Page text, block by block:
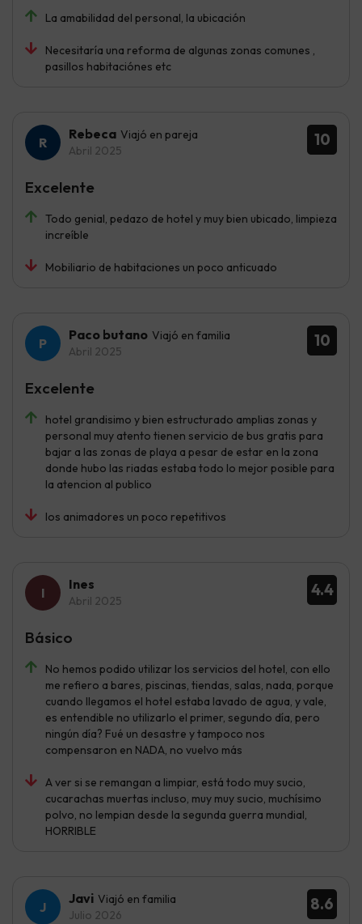
La amabilidad del personal, la ubicación
Necesitaría una reforma de algunas zonas comunes ,
pasillos habitaciónes etc
10
Rebeca Viajó en pareja
Abril 2025
Todo genial, pedazo de hotel y muy bien ubicado, limpieza
increíble
Mobiliario de habitaciones un poco anticuado
Excelente
10
Paco butano Viajó en familia
Abril 2025
hotel grandisimo y bien estructurado amplias zonas y
personal muy atento tienen servicio de bus gratis para
bajar a las zonas de playa a pesar de estar en la zona
donde hubo las riadas estaba todo lo mejor posible para
la atencion al publico
los animadores un poco repetitivos
Excelente
4.4
Ines
Abril 2025
No hemos podido utilizar los servicios del hotel, con ello
me refiero a bares, piscinas, tiendas, salas, nada, porque
cuando llegamos el hotel estaba lavado de agua, y vale,
es entendible no utilizarlo el primer, segundo día, pero
ningún día? Fué un desastre y tampoco nos
compensaron en NADA, no vuelvo más
A ver si se remangan a limpiar, está todo muy sucio,
cucarachas muertas incluso, muy muy sucio, muchísimo
polvo, no lempian desde la segunda guerra mundial,
HORRIBLE
Básico
8.6
Javi Viajó en familia
Julio 2026